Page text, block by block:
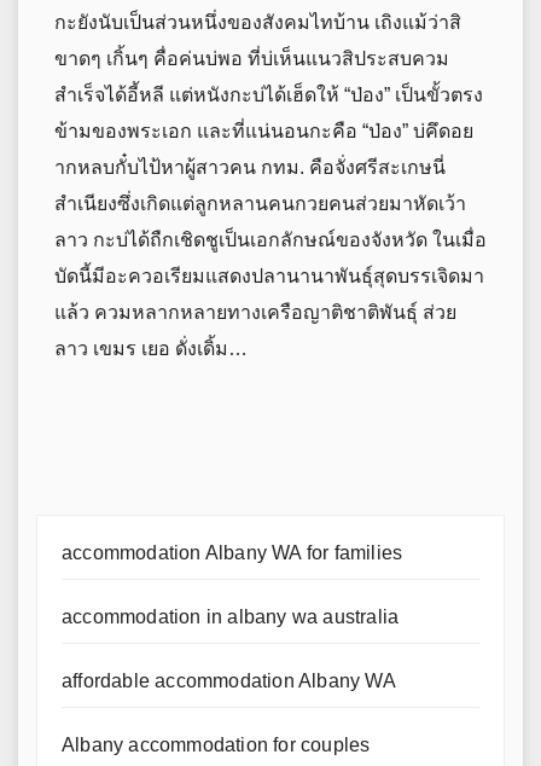
กะยังนับเป็นส่วนหนึ่งของสังคมไทบ้าน เถิงแม้ว่าสิ
ขาดๆ เกิ้นๆ คื่อค่นบ่พอ ที่บ่เห็นแนวสิประสบควม
สำเร็จได้อี้หลี แต่หนังกะบ่ได้เฮ็ดให้ “ป่อง” เป็นขั้วตรง
ข้ามของพระเอก และที่แน่นอนกะคือ “ป่อง” บ่คึดอย
ากหลบกั๋บไป้หาผู้สาวคน กทม. คือจั่งศรีสะเกษนี่
สำเนียงซึ่งเกิดแต่ลูกหลานคนกวยคนส่วยมาหัดเว้า
ลาว กะบ่ได้ถืกเชิดชูเป็นเอกลักษณ์ของจังหวัด ในเมื่อ
บัดนี้มีอะควอเรียมแสดงปลานานาพันธุ์สุดบรรเจิดมา
แล้ว ควมหลากหลายทางเครือญาติชาติพันธุ์ ส่วย
ลาว เขมร เยอ ดั่งเดิ้ม…
accommodation Albany WA for families
accommodation in albany wa australia
affordable accommodation Albany WA
Albany accommodation for couples